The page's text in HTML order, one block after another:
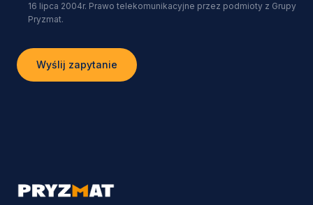
16 lipca 2004r. Prawo telekomunikacyjne przez podmioty z Grupy
Pryzmat.
Wyślij zapytanie